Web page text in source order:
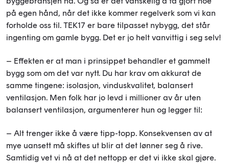
på egen hånd, når det ikke kommer regelverk som vi kan
forholde oss til. TEK17 er bare tilpasset nybygg, det står
ingenting om gamle bygg. Det er jo helt vanvittig i seg selv!
– Effekten er at man i prinsippet behandler et gammelt
bygg som om det var nytt. Du har krav om akkurat de
samme tingene: isolasjon, vinduskvalitet, balansert
ventilasjon. Men folk har jo levd i millioner av år uten
balansert ventilasjon, argumenterer hun og legger til:
– Alt trenger ikke å være tipp-topp. Konsekvensen av at
mye uansett må skiftes ut blir at det lønner seg å rive.
Samtidig vet vi nå at det nettopp er det vi ikke skal gjøre.